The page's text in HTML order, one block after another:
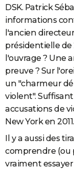
DSK. Patrick
informations
l'ancien
présidentielle de
l'ouvrage ? Une
preuve ? Sur
un "charmeur
violent".
accusations de
New York en
Il y a aussi des
comprendre (ou
vraiment